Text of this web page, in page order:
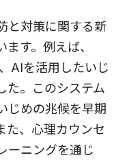
と対策に関する新
す。例えば、
AIを活用したいじ
た。このシステム
じめの兆候を早期
た、心理カウンセ
ーニングを通じ